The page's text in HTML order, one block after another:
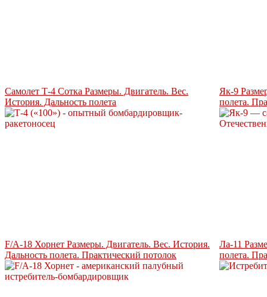
Самолет Т-4 Сотка Размеры. Двигатель. Вес.
История. Дальность полета
Як-9
полета.
F/A-18 Хорнет Размеры. Двигатель. Вес. История.
Дальность полета. Практический потолок
Ла-11
полета.